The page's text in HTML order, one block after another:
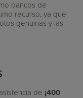
bancos de
recurso, ya que
genuinas y las
de ¡400